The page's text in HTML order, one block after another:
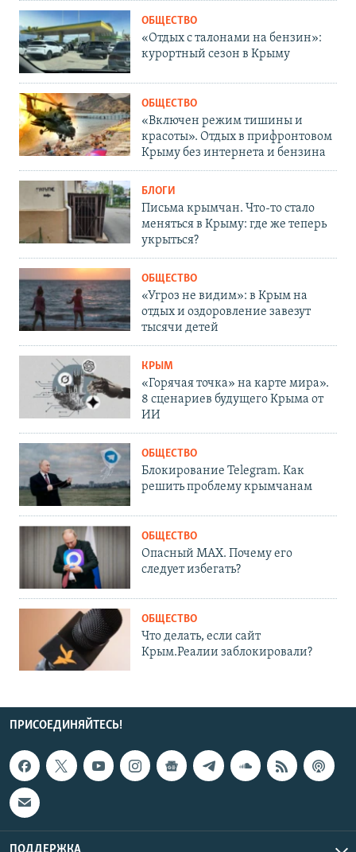
ОБЩЕСТВО
«Отдых с талонами на бензин»:
курортный сезон в Крыму
ОБЩЕСТВО
«Включен режим тишины и
красоты». Отдых в прифронтовом
Крыму без интернета и бензина
БЛОГИ
Письма крымчан. Что-то стало
меняться в Крыму: где же теперь
укрыться?
ОБЩЕСТВО
«Угроз не видим»: в Крым на
отдых и оздоровление завезут
тысячи детей
КРЫМ
«Горячая точка» на карте мира».
8 сценариев будущего Крыма от
ИИ
ОБЩЕСТВО
Блокирование Telegram. Как
решить проблему крымчанам
ОБЩЕСТВО
Опасный MAX. Почему его
следует избегать?
ОБЩЕСТВО
Что делать, если сайт
Крым.Реалии заблокировали?
ПРИСОЕДИНЯЙТЕСЬ!